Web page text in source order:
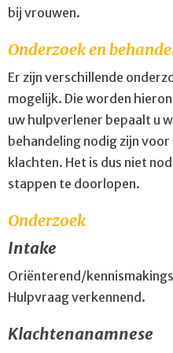
bij vrouwen.
Onderzoek en
Er zijn verschillende
mogelijk. Die worden
uw hulpverlener bepaalt u
behandeling nodig zijn
klachten. Het is dus niet
stappen te doorlopen.
Onderzoek
Intake
Oriënterend/
Hulpvraag verkennend.
Klachtenanamnese